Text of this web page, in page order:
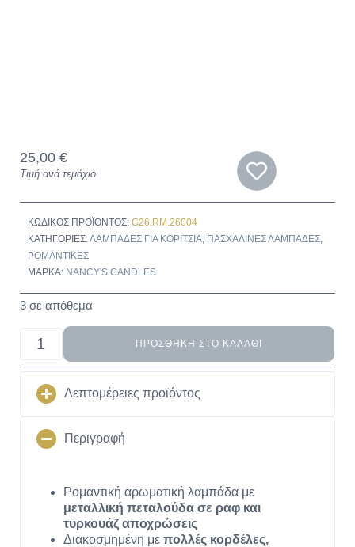
25,00 €
Τιμή ανά τεμάχιο
ΚΩΔΙΚΌΣ ΠΡΟΪΌΝΤΟΣ: G26.RM.26004
ΚΑΤΗΓΟΡΊΕΣ:ΛΑΜΠΆΔΕΣ ΓΙΑ ΚΟΡΙΤΣΙΑ, ΠΑΣΧΑΛΙΝΈΣ ΛΑΜΠΆΔΕΣ,
ΡΟΜΑΝΤΙΚΈΣ
ΜΆΡΚΑ: NANCY'S CANDLES
3 σε απόθεμα
ΠΡΟΣΘΉΚΗ ΣΤΟ ΚΑΛΆΘΙ
Λεπτομέρειες προϊόντος
Περιγραφή
Ρομαντική αρωματική λαμπάδα με
μεταλλική πεταλούδα σε ραφ και
τυρκουάζ αποχρώσεις
Διακοσμημένη με πολλές κορδέλες,